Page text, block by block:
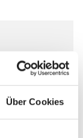
Über Cookies